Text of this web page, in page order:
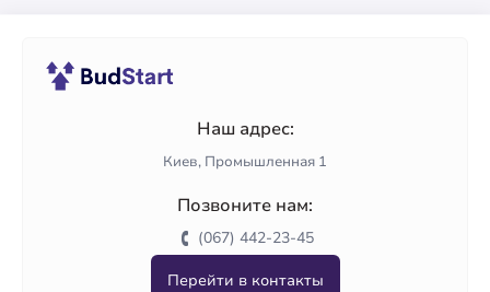
Наш адрес:
Киев, Промышленная 1
Позвоните нам:
(067) 442-23-45
Перейти в контакты